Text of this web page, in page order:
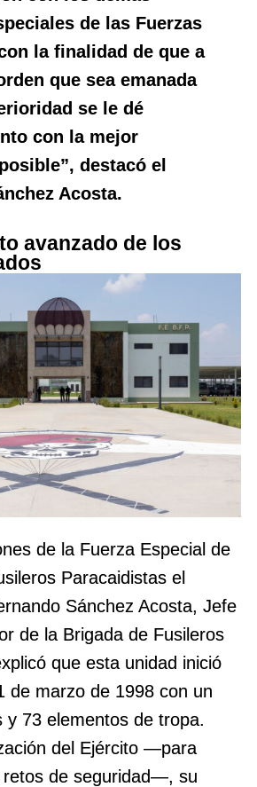
de las Fuerzas
la finalidad de que a
que sea emanada
se le dé
con la mejor
destacó el
Acosta.
avanzado de los
de la Fuerza Especial de
Paracaidistas el
Sánchez Acosta, Jefe
de la Brigada de Fusileros
que esta unidad inició
de marzo de 1998 con un
y 73 elementos de tropa.
del Ejército ―para
retos de seguridad―, su